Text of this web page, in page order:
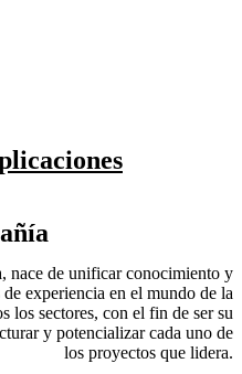
nace de unificar conocimiento y
experiencia en el mundo de la
los sectores, con el fin de ser su
y potencializar cada uno de
los proyectos que lidera.